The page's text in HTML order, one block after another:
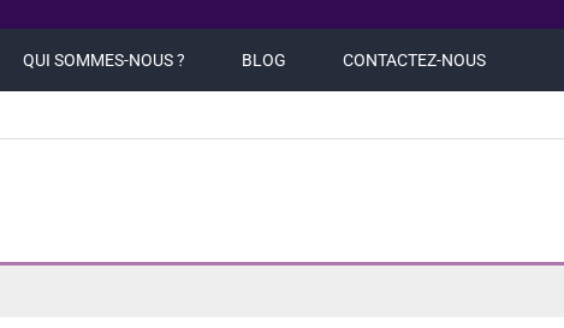
QUI SOMMES-NOUS ? BLOG CONTACTEZ-NOUS